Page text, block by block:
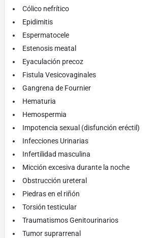
Cólico nefrítico
Epidimitis
Espermatocele
Estenosis meatal
Eyaculación precoz
Fistula Vesicovaginales
Gangrena de Fournier
Hematuria
Hemospermia
Impotencia sexual (disfunción eréctil)
Infecciones Urinarias
Infertilidad masculina
Micción excesiva durante la noche
Obstrucción ureteral
Piedras en el riñón
Torsión testicular
Traumatismos Genitourinarios
Tumor suprarrenal